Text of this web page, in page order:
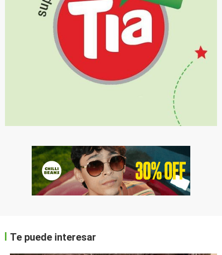
Te puede interesar